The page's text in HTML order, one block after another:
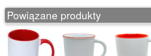
Powiązane produkty